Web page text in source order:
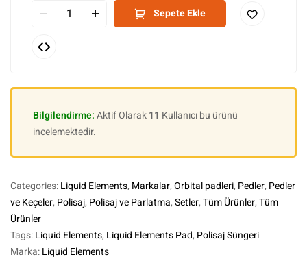
Sepete Ekle
Bilgilendirme:Aktif Olarak11 Kullanıcı bu ürünü
incelemektedir.
Categories:Liquid Elements, Markalar,Orbital padleri, Pedler, Pedler
ve Keçeler, Polisaj, Polisaj ve Parlatma,Setler,Tüm Ürünler,Tüm
Ürünler
Tags:Liquid Elements, Liquid Elements Pad, Polisaj Süngeri
Marka:Liquid Elements